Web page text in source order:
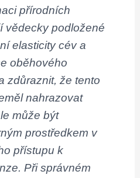
přírodních
vědecky podložené
elasticity cév a
oběhového
zdůraznit, že tento
nahrazovat
může být
prostředkem v
přístupu k
Při správném